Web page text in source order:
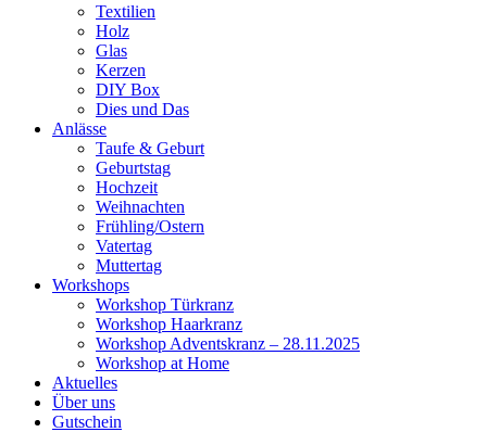
Textilien
Holz
Glas
Kerzen
DIY Box
Dies und Das
Anlässe
Taufe & Geburt
Geburtstag
Hochzeit
Weihnachten
Frühling/Ostern
Vatertag
Muttertag
Workshops
Workshop Türkranz
Workshop Haarkranz
Workshop Adventskranz – 28.11.2025
Workshop at Home
Aktuelles
Über uns
Gutschein